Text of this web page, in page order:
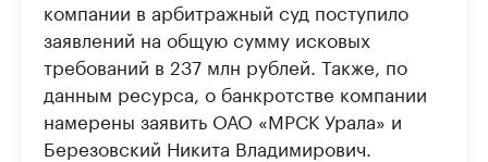
компании в арбитражный суд поступило
заявлений на общую сумму исковых
требований в 237 млн рублей. Также, по
данным ресурса, о банкротстве компании
намерены заявить ОАО «МРСК Урала» и
Березовский Никита Владимирович.